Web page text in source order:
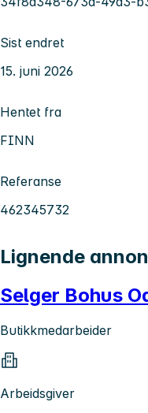
Sist endret
15. juni 2026
Hentet fra
FINN
Referanse
462345732
Lignende
Selger Bohus
Butikkmedarbeider
Arbeidsgiver